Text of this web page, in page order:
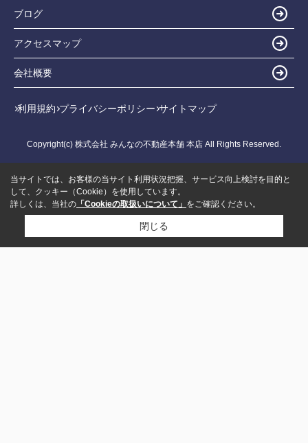
ブログ
アクセスマップ
会社概要
利用規約 プライバシーポリシー サイトマップ
Copyright(c) 株式会社 みんなの不動産本舗 本店 All Rights Reserved.
当サイトでは、お客様の当サイト利用状況把握、サービス向上検討を目的と
して、クッキー（Cookie）を使用しています。
詳しくは、当社の 「Cookieの取扱いについて」 をご確認ください。
閉じる